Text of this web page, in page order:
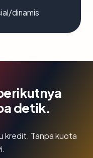
dinamis
detik.
kredit. Tanpa kuota